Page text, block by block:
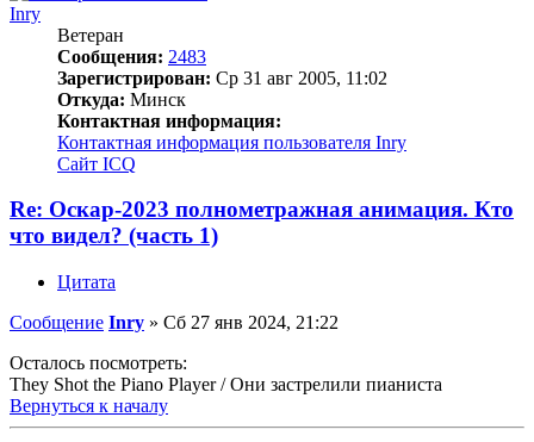
Inry
Ветеран
Сообщения: 2483
Зарегистрирован: Ср 31 авг 2005, 11:02
Откуда: Минск
Контактная информация:
Контактная информация пользователя Inry
Сайт ICQ
Re: Оскар-2023 полнометражная анимация. Кто
что видел? (часть 1)
Цитата
Сообщение Inry » Сб 27 янв 2024, 21:22
Осталось посмотреть:
They Shot the Piano Player / Они застрелили пианиста
Вернуться к началу